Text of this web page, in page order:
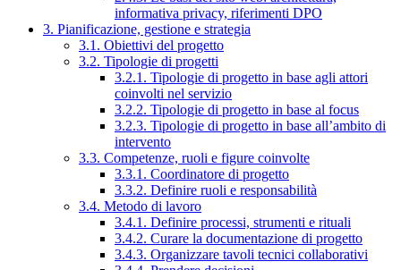
informativa privacy, riferimenti DPO
3. Pianificazione, gestione e strategia
3.1. Obiettivi del progetto
3.2. Tipologie di progetti
3.2.1. Tipologie di progetto in base agli attori
coinvolti nel servizio
3.2.2. Tipologie di progetto in base al focus
3.2.3. Tipologie di progetto in base all’ambito di
intervento
3.3. Competenze, ruoli e figure coinvolte
3.3.1. Coordinatore di progetto
3.3.2. Definire ruoli e responsabilità
3.4. Metodo di lavoro
3.4.1. Definire processi, strumenti e rituali
3.4.2. Curare la documentazione di progetto
3.4.3. Organizzare tavoli tecnici collaborativi